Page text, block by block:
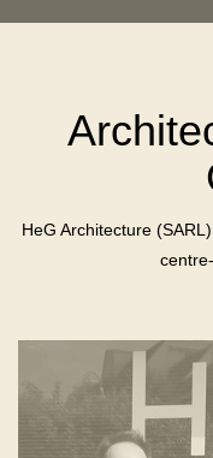
HeG Architecture